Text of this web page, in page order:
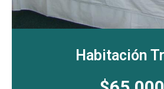
Habitación